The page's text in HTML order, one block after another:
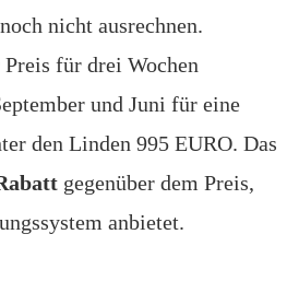
nicht ausrechnen.
für drei Wochen
und Juni für eine
den Linden 995 EURO. Das
gegenüber dem Preis,
anbietet.